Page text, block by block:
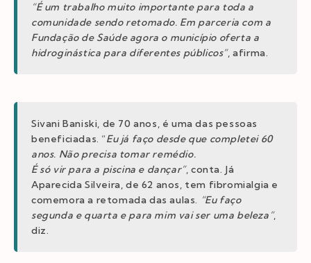
“É um trabalho muito importante para toda a
comunidade sendo retomado. Em parceria com a
Fundação de Saúde agora o município oferta a
hidroginástica para diferentes públicos”, afirma.
Sivani Baniski, de 70 anos, é uma das pessoas
beneficiadas. “Eu já faço desde que completei 60
anos. Não precisa tomar remédio.
É só vir para a piscina e dançar”, conta. Já
Aparecida Silveira, de 62 anos, tem fibromialgia e
comemora a retomada das aulas. “Eu faço
segunda e quarta e para mim vai ser uma beleza”,
diz.